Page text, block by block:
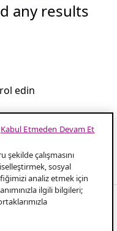
any results
edin
kullanın
çalışmasını
sosyal
analiz etmek için
ilgili bilgileri;
Kabul Etmeden Devam Et